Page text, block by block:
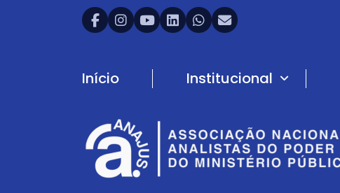
Início Institucional